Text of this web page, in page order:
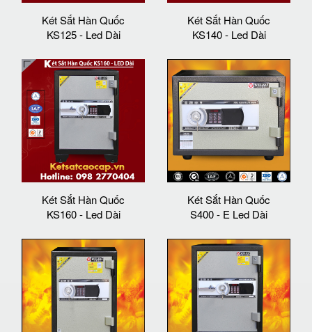
Két Sắt Hàn Quốc
KS125 - Led Dài
Két Sắt Hàn Quốc
KS140 - Led Dài
Két Sắt Hàn Quốc
KS160 - Led Dài
Két Sắt Hàn Quốc
S400 - E Led Dài